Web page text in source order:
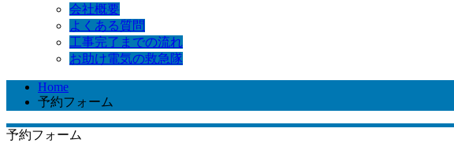
会社概要
よくある質問
工事完了までの流れ
お助け電気の救急隊
Home
予約フォーム
予約フォーム